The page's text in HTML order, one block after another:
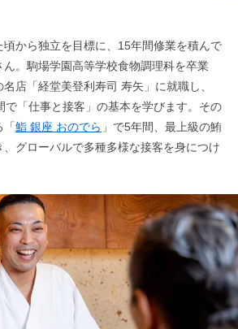
から独立を目標に、15年間修業を積んで
ん。駒場学園高等学校食物調理科を卒業
店「経堂美登利寿司 寿矢」に就職し、
で「仕事と接客」の基本を学びます。その
「鮨 銀座 おのでら 」で5年間、最上級の鮪
、グローバルで多種多様な接客を身につけ